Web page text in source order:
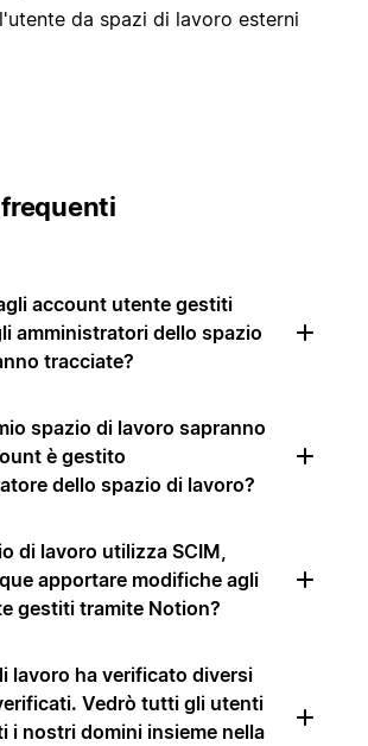
da spazi di lavoro esterni
account utente gestiti
amministratori dello spazio
tracciate?
spazio di lavoro sapranno
è gestito
dello spazio di lavoro?
di lavoro utilizza SCIM,
apportare modifiche agli
gestiti tramite Notion?
lavoro ha verificato diversi
Vedrò tutti gli utenti
i nostri domini insieme nella